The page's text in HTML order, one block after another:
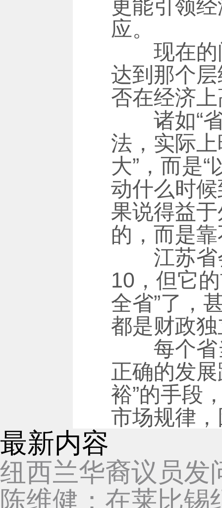
更能引领
应。
现在的问
达到那个
否在经济
诸如“省
法，实际
大”，而是
动什么时
果说得益
的，而是
江苏省会
10，但它
全省”了，
都是财政
每个省当
正确的发展
裕”的手段
市场规律
最新内容
纽西兰华裔议员发
陈维健：在莱比